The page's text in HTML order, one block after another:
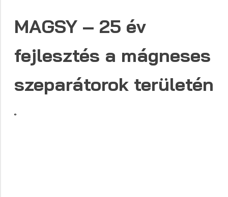
MAGSY – 25 év
fejlesztés a mágneses
szeparátorok területén